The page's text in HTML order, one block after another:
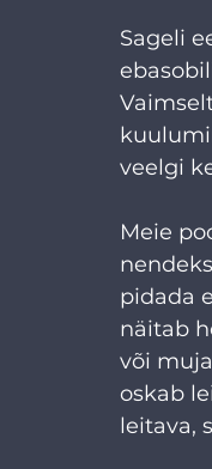
Sageli
veelgi
Meie
pidada
näitab
või
oskab
leitava,